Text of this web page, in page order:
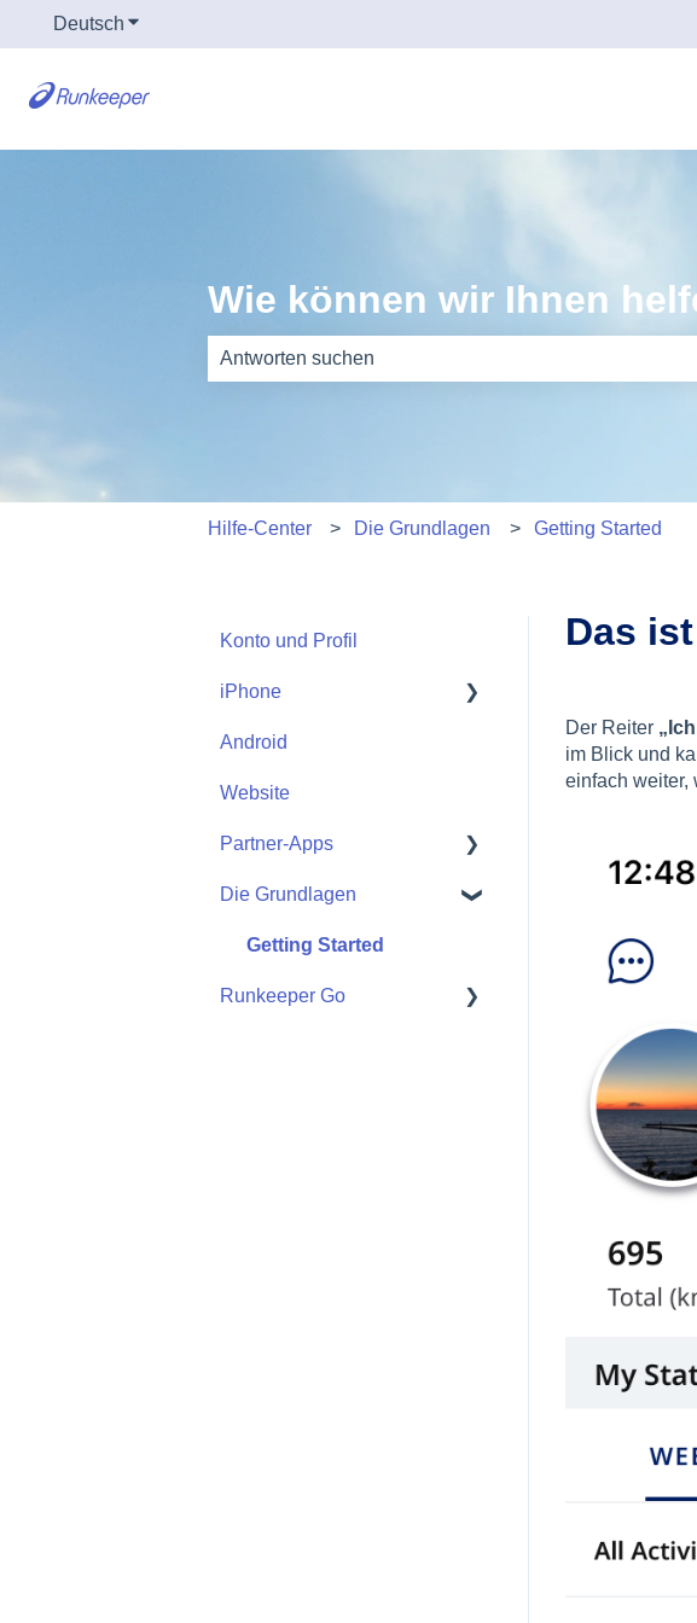
Deutsch Untermenü für Übersetzungen anzeigen
Wie können wir Ihnen
Hilfe-Center Die Grundlagen Getting Started
Das
Der Reiter
im Blick und
einfach weiter,
Konto und Profil
iPhone
Start
Android
Website
Partner-Apps
Apple Watch
Partner-Apps
Die Grundlagen
Getting Started
Runkeeper Go